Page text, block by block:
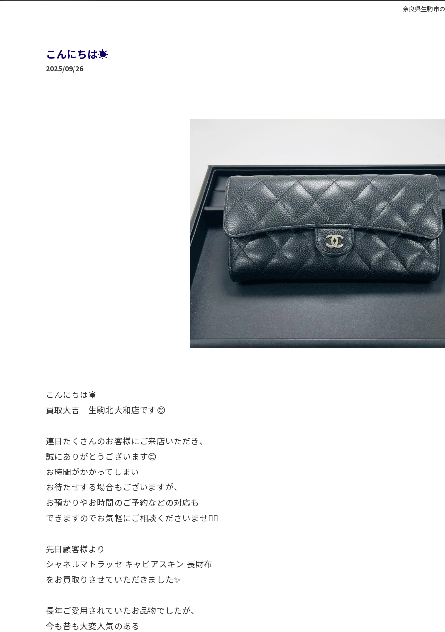
奈良県生駒市
こんにちは☀️
2025/09/26
こんにちは☀️
買取大吉 生駒北大和店です😊
連日たくさんのお客様にご来店いただき、
誠にありがとうございます😊
お時間がかかってしまい
お待たせする場合もございますが、
お預かりやお時間のご予約などの対応も
できますのでお気軽にご相談くださいませ🙇‍♀️
先日顧客様より
シャネルマトラッセ キャビアスキン 長財布
をお買取りさせていただきました✨
長年ご愛用されていたお品物でしたが、
今も昔も大変人気のある